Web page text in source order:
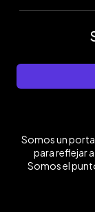
Somos un
para reflejar a
Somos el